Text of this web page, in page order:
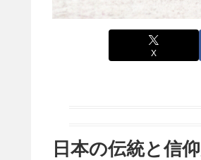
X
日本の伝統と信